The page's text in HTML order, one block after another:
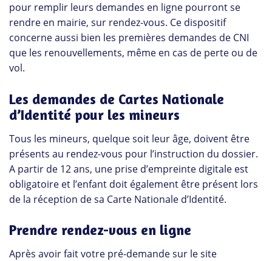
pour remplir leurs demandes en ligne pourront se
rendre en mairie, sur rendez-vous. Ce dispositif
concerne aussi bien les premières demandes de CNI
que les renouvellements, même en cas de perte ou de
vol.
Les demandes de Cartes Nationale
d’Identité pour les mineurs
Tous les mineurs, quelque soit leur âge, doivent être
présents au rendez-vous pour l’instruction du dossier.
A partir de 12 ans, une prise d’empreinte digitale est
obligatoire et l’enfant doit également être présent lors
de la réception de sa Carte Nationale d’Identité.
Prendre rendez-vous en ligne
Après avoir fait votre pré-demande sur le site